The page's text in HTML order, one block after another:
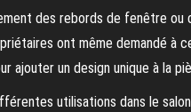
des rebords de fenêtre
ont même demandé à
ajouter un design unique à la
utilisations dans le